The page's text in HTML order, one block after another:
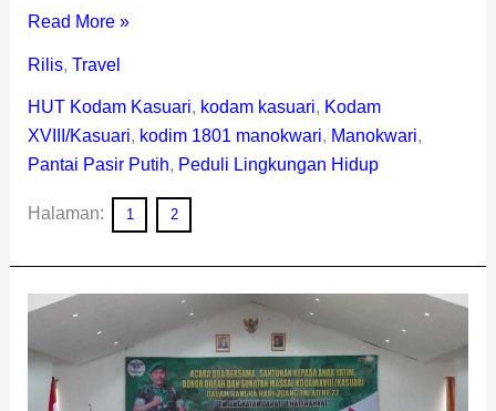
Read More »
Rilis, Travel
HUT Kodam Kasuari, kodam kasuari, Kodam
XVIII/Kasuari, kodim 1801 manokwari, Manokwari,
Pantai Pasir Putih, Peduli Lingkungan Hidup
Halaman: 1 2
Doa
dan
Bakti